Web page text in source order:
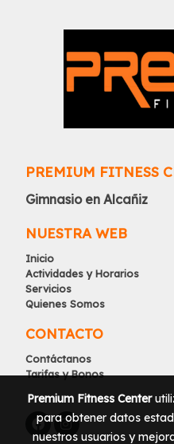
PREMIUM FITNESS
Gimnasio en Alcañiz
NUESTRA WEB
Inicio
Actividades y Horarios
Servicios
Quienes Somos
CONTACTO
Contáctanos
Tarifas y Bonos
Premium Fitness Center
para obtener datos
nuestros usuarios y